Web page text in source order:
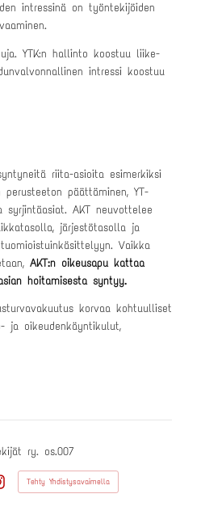
intressinä on työntekijöiden
YTK:n hallinto koostuu liike-
intressi koostuu
riita-asioita esimerkiksi
päättäminen, YT-
AKT neuvottelee
järjestötasolla ja
Vaikka
AKT:n oikeusapu kattaa
hoitamisesta syntyy.
korvaa kohtuulliset
ja oikeudenkäyntikulut,
ry. os.007
Tehty Yhdistysavaimella